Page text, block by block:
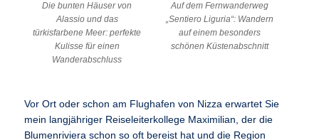
Die bunten Häuser von
Alassio und das
türkisfarbene Meer: perfekte
Kulisse für einen
Wanderabschluss
Auf dem Fernwanderweg
„Sentiero Liguria“: Wandern
auf einem besonders
schönen Küstenabschnitt
Vor Ort oder schon am Flughafen von Nizza erwartet Sie
mein langjähriger Reiseleiterkollege Maximilian, der die
Blumenriviera schon so oft bereist hat und die Region